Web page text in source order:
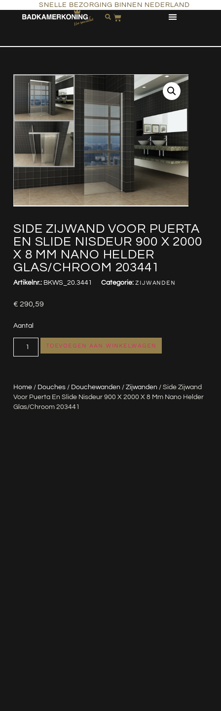
SNELLE BEZORGING BINNEN NEDERLAND
SIDE ZIJWAND VOOR PUERTA
EN SLIDE NISDEUR 900 X 2000
X 8 MM NANO HELDER
GLAS/CHROOM 203441
Home/ Douches/ Douchewanden / Zijwanden / Side Zijwand
Voor Puerta En Slide Nisdeur 900 X 2000 X 8 Mm Nano Helder
Glas/chroom 203441
Artikelnr.: BKWS_20.3441 Categorie: ZIJWANDEN
€ 290,59
Aantal
TOEVOEGEN AAN WINKELWAGEN